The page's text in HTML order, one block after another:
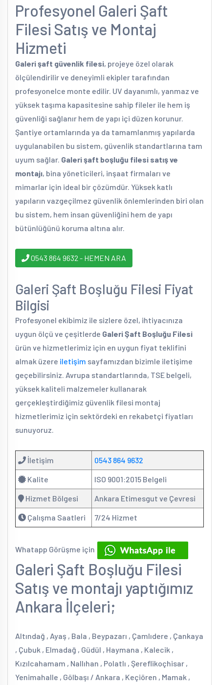
Profesyonel Galeri Şaft
Filesi Satış ve Montaj
Hizmeti
Galeri şaft güvenlik filesi, projeye özel olarak
ölçülendirilir ve deneyimli ekipler tarafından
profesyonelce monte edilir. UV dayanımlı, yanmaz ve
yüksek taşıma kapasitesine sahip fileler ile hem iş
güvenliği sağlanır hem de yapı içi düzen korunur.
Şantiye ortamlarında ya da tamamlanmış yapılarda
uygulanabilen bu sistem, güvenlik standartlarına tam
uyum sağlar. Galeri şaft boşluğu filesi satış ve
montajı, bina yöneticileri, inşaat firmaları ve
mimarlar için ideal bir çözümdür. Yüksek katlı
yapıların vazgeçilmez güvenlik önlemlerinden biri olan
bu sistem, hem insan güvenliğini hem de yapı
bütünlüğünü koruma altına alır.
0543 864 9632 - HEMEN ARA
Galeri Şaft Boşluğu Filesi Fiyat
Bilgisi
Profesyonel ekibimiz ile sizlere özel, ihtiyacınıza
uygun ölçü ve çeşitlerde Galeri Şaft Boşluğu Filesi
ürün ve hizmetlerimiz için en uygun fiyat teklifini
almak üzere iletişim sayfamızdan bizimle iletişime
geçebilirsiniz. Avrupa standartlarında, TSE belgeli,
yüksek kaliteli malzemeler kullanarak
gerçekleştirdiğimiz güvenlik filesi montaj
hizmetlerimiz için sektördeki en rekabetçi fiyatları
sunuyoruz.
İletişim 0543 864 9632
Kalite ISO 9001:2015 Belgeli
Hizmet Bölgesi Ankara Etimesgut ve Çevresi
Çalışma Saatleri 7/24 Hizmet
Whatapp Görüşme için
Galeri Şaft Boşluğu Filesi
Satış ve montajı yaptığımız
Ankara İlçeleri;
Altındağ , Ayaş , Bala , Beypazarı , Çamlıdere , Çankaya
, Çubuk , Elmadağ , Güdül , Haymana , Kalecik ,
Kızılcahamam , Nallıhan , Polatlı , Şereflikoçhisar ,
Yenimahalle , Gölbaşı / Ankara , Keçiören , Mamak ,